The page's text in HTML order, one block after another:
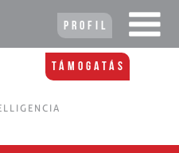
Profil
Támogatás